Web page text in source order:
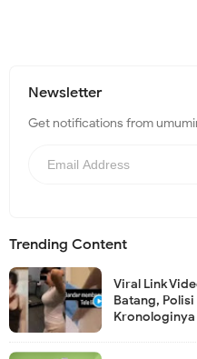
Newsletter
Get notifications from
Trending Content
Viral Link
Batang,
Kronologinya